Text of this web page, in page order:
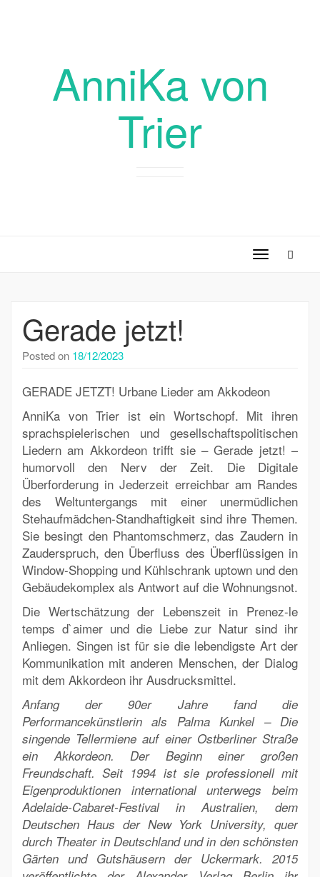
AnniKa von
Trier
Toggle
Gerade jetzt!
Posted on 18/12/2023
GERADE JETZT! Urbane Lieder am Akkodeon
AnniKa von Trier ist ein Wortschopf. Mit ihren
sprachspielerischen und gesellschaftspolitischen
Liedern am Akkordeon trifft sie – Gerade jetzt! –
humorvoll den Nerv der Zeit. Die Digitale
Überforderung in Jederzeit erreichbar am Randes
des Weltuntergangs mit einer unermüdlichen
Stehaufmädchen-Standhaftigkeit sind ihre Themen.
Sie besingt den Phantomschmerz, das Zaudern in
Zauderspruch, den Überfluss des Überflüssigen in
Window-Shopping und Kühlschrank uptown und den
Gebäudekomplex als Antwort auf die Wohnungsnot.
Die Wertschätzung der Lebenszeit in Prenez-le
temps d`aimer und die Liebe zur Natur sind ihr
Anliegen. Singen ist für sie die lebendigste Art der
Kommunikation mit anderen Menschen, der Dialog
mit dem Akkordeon ihr Ausdrucksmittel.
Anfang der 90er Jahre fand die
Performancekünstlerin als Palma Kunkel – Die
singende Tellermiene auf einer Ostberliner Straße
ein Akkordeon. Der Beginn einer großen
Freundschaft. Seit 1994 ist sie professionell mit
Eigenproduktionen international unterwegs beim
Adelaide-Cabaret-Festival in Australien, dem
Deutschen Haus der New York University, quer
durch Theater in Deutschland und in den schönsten
Gärten und Gutshäusern der Uckermark. 2015